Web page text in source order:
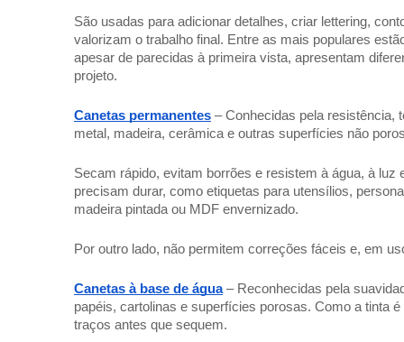
São usadas para adicionar detalhes, criar lettering,
valorizam o trabalho final. Entre as mais populares
apesar de parecidas à primeira vista, apresentam
projeto.
Canetas permanentes – Conhecidas pela resistência,
metal, madeira, cerâmica e outras superfícies não
Secam rápido, evitam borrões e resistem à água, à
precisam durar, como etiquetas para utensílios,
madeira pintada ou MDF envernizado.
Por outro lado, não permitem correções fáceis e, em
Canetas à base de água– Reconhecidas pela
papéis, cartolinas e superfícies porosas. Como a tinta
traços antes que sequem.